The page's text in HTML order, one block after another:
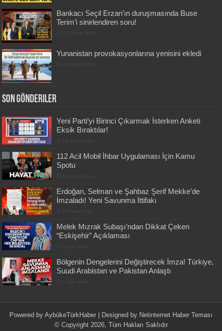
Bankacı Seçil Erzan’ın duruşmasında Buse
Terim’i sinirlendiren soru!
Yunanistan provokasyonlarına yenisini ekledi
Son Gönderiler
Yeni Parti’yi Birinci Çıkarmak İsterken Anketi
Eksik Bıraktılar!
112 Acil Mobil İhbar Uygulaması İçin Kamu
Spotu
Erdoğan, Selman ve Şahbaz Şerif Mekke’de
İmzaladı! Yeni Savunma İttifakı
Melek Mızrak Subaşı’ndan Dikkat Çeken
“Eskişehir” Açıklaması
Bölgenin Dengelerini Değiştirecek İmza! Türkiye,
Suudi Arabistan ve Pakistan Anlaştı
Powered by AybükeTürkHaber | Designed by Netinternet Haber Teması
© Copyright 2026, Tüm Hakları Saklıdır